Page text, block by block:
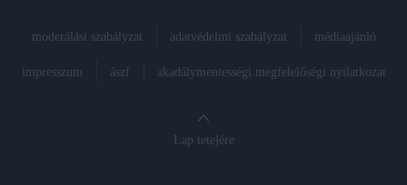
moderálási szabályzat adatvédelmi szabályzat médiaajánló
impresszum ászf akadálymentességi megfelelőségi nyilatkozat
Lap tetejére